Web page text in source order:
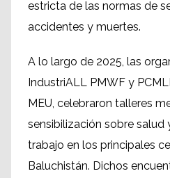
estricta de las normas de
accidentes y muertes.
A lo largo de 2025, las
IndustriALL PMWF y
MEU, celebraron talleres
sensibilización sobre salud
trabajo en los principales
Baluchistán. Dichos